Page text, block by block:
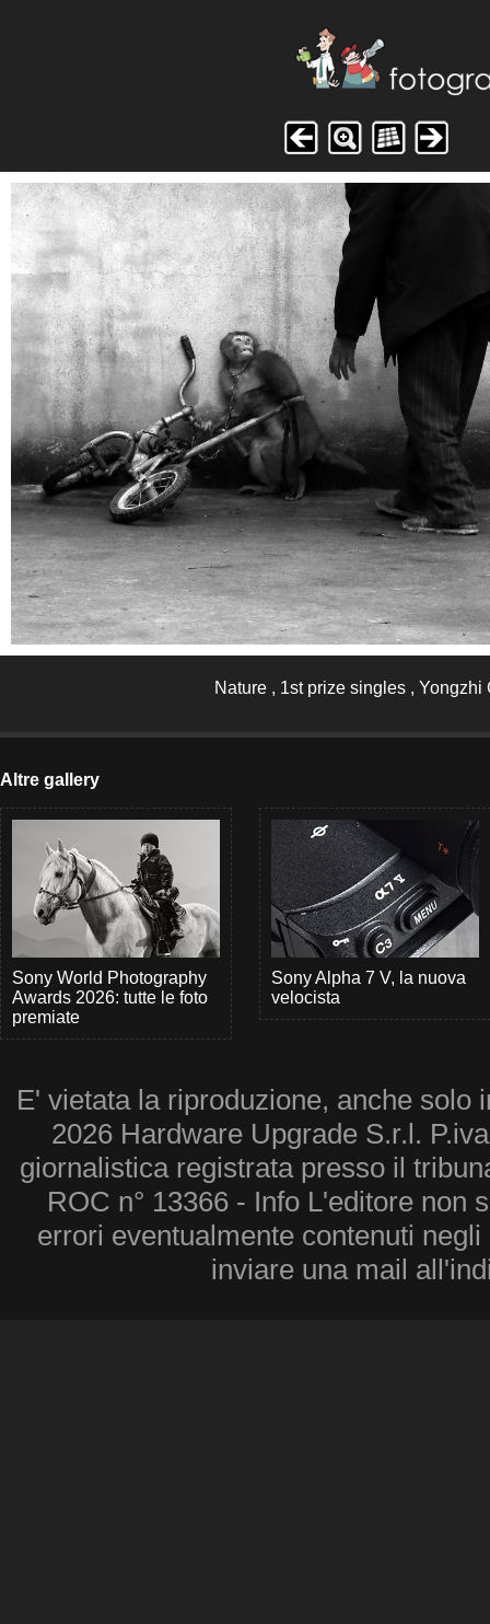
Nature , 1st prize singles , Yongzhi
Altre gallery
Sony World Photography
Awards 2026: tutte le foto
premiate
Sony Alpha 7 V, la nuova
velocista
E' vietata la riproduzione, anche solo
2026 Hardware Upgrade S.r.l.
giornalistica registrata presso il
ROC n° 13366 - Info L'editore non
errori eventualmente contenuti
inviare una mail